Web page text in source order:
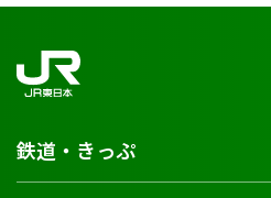
鉄道・きっぷ